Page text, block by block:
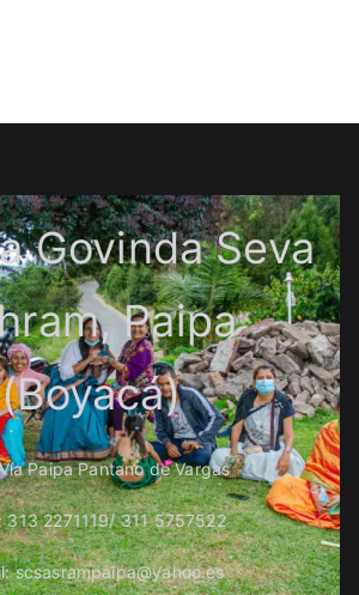
Govinda Seva
Paipa
(Boyacá)
Paipa Pantano de Vargas
313 2271119/ 311 5757522
scsasrampaipa@yahoo.es